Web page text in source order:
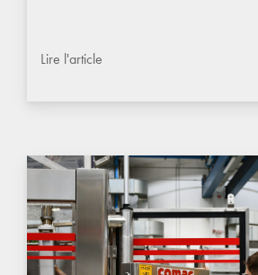
Lire l'article